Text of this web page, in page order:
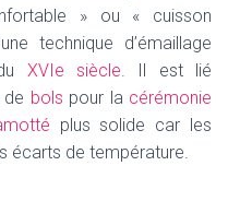
» ou « cuisson
technique d’émaillage
XVIe siècle. Il est lié
bols pour la cérémonie
plus solide car les
écarts de température.